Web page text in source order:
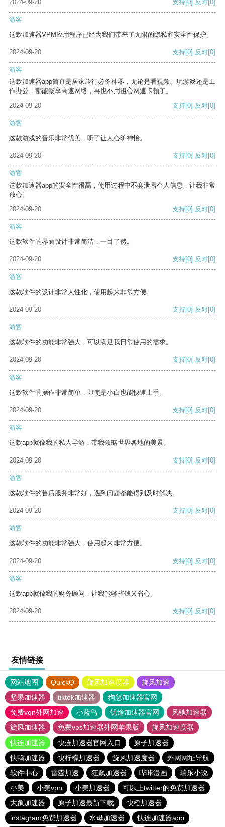
2024-09-20 支持[0] 反对[0]
游客
这款加速器VPM应用程序已经为我们带来了无限的隐私和安全性保护。
2024-09-20 支持[0] 反对[0]
游客
这款加速器app简直是居家旅行必备神器，无论是看视频、玩游戏还是工
作办公，都能畅享高速网络，再也不用担心网速卡顿了。
2024-09-20
支持[0] 反对[0]
游客
这款游戏的音乐非常优美，听了让人心旷神怡。
2024-09-20 支持[0] 反对[0]
游客
这款加速器app的安全性很高，使用过程中不会泄露个人信息，让我非常
放心。
2024-09-20
支持[0] 反对[0]
游客
这款软件的界面设计非常简洁，一目了然。
2024-09-20 支持[0] 反对[0]
游客
这款软件的设计非常人性化，使用起来非常方便。
2024-09-20 支持[0] 反对[0]
游客
这款软件的功能非常强大，可以满足我日常使用的需求。
2024-09-20 支持[0] 反对[0]
游客
这款软件的操作非常简单，即使是小白也能快速上手。
2024-09-20 支持[0] 反对[0]
游客
这款app就像我的私人导游，带我领略世界各地的美景。
2024-09-20 支持[0] 反对[0]
游客
这款软件的售后服务非常好，遇到问题都能得到及时解决。
2024-09-20 支持[0] 反对[0]
游客
这款软件的功能非常强大，使用起来非常方便。
2024-09-20 支持[0] 反对[0]
游客
这款app就像我的财务顾问，让我能够省钱又省心。
2024-09-20 支持[0] 反对[0]
友情链接
网站地图 QuickQ 旋风加速度器
旋风加速
坚果加速器
tiktok加速器
狗急加速器官网
免费vqn外网加速
小蓝鸟 优途加速器官网
风驰加速器
旋风加速器
免费vps加速器外网苹果版
旋风加速度器
快连加速器
快连加速器官网入口
原子加速器
快鸭加速器
快柠檬加速器 旋风加速度器
外网网址导航
软件中心
雷霆加速 狂飙加速器 哔咔漫画
瑞乐小说
小美
小美vpn 小美加速器
可以上twitter的免费加速器
大象加速器
原子加速最新下载
快橙加速器
instagram免费加速器
水母加速器 快连加速器app